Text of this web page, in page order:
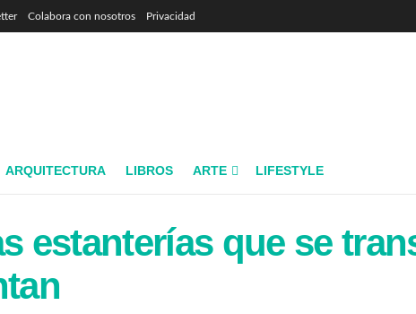
Colabora con nosotros Privacidad
ARQUITECTURA LIBROS ARTE LIFESTYLE
estanterías que se